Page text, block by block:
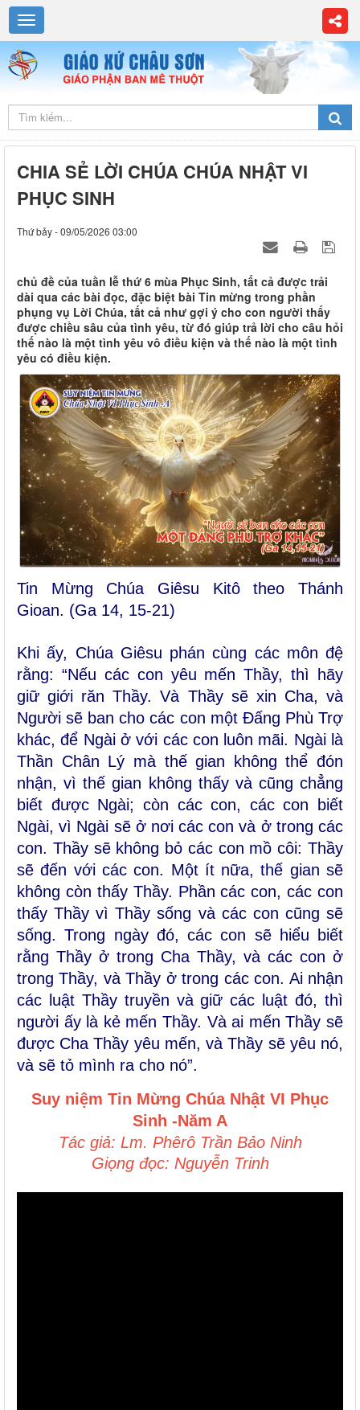
CHIA SẺ LỜI CHÚA CHÚA NHẬT VI
PHỤC SINH
Thứ bảy - 09/05/2026 03:00
chủ đề của tuần lễ thứ 6 mùa Phục Sinh, tất cả được trải
dài qua các bài đọc, đặc biệt bài Tin mừng trong phần
phụng vụ Lời Chúa, tất cả như gợi ý cho con người thấy
được chiều sâu của tình yêu, từ đó giúp trả lời cho câu hỏi
thế nào là một tình yêu vô điều kiện và thế nào là một tình
yêu có điều kiện.
Tin Mừng Chúa Giêsu Kitô theo Thánh
Gioan. (Ga 14, 15-21)
Khi ấy, Chúa Giêsu phán cùng các môn đệ
rằng: “Nếu các con yêu mến Thầy, thì hãy
giữ giới răn Thầy. Và Thầy sẽ xin Cha, và
Người sẽ ban cho các con một Ðấng Phù Trợ
khác, để Ngài ở với các con luôn mãi. Ngài là
Thần Chân Lý mà thế gian không thể đón
nhận, vì thế gian không thấy và cũng chẳng
biết được Ngài; còn các con, các con biết
Ngài, vì Ngài sẽ ở nơi các con và ở trong các
con. Thầy sẽ không bỏ các con mồ côi: Thầy
sẽ đến với các con. Một ít nữa, thế gian sẽ
không còn thấy Thầy. Phần các con, các con
thấy Thầy vì Thầy sống và các con cũng sẽ
sống. Trong ngày đó, các con sẽ hiểu biết
rằng Thầy ở trong Cha Thầy, và các con ở
trong Thầy, và Thầy ở trong các con. Ai nhận
các luật Thầy truyền và giữ các luật đó, thì
người ấy là kẻ mến Thầy. Và ai mến Thầy sẽ
được Cha Thầy yêu mến, và Thầy sẽ yêu nó,
và sẽ tỏ mình ra cho nó”.
Suy niệm Tin Mừng Chúa Nhật VI Phục
Sinh -Năm A
Tác giả: Lm. Phêrô Trần Bảo Ninh
Giọng đọc: Nguyễn Trinh